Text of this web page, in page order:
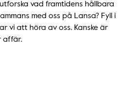
vad framtidens hållbara
med oss på Lansa? Fyll i
vi att höra av oss. Kanske är
affär.